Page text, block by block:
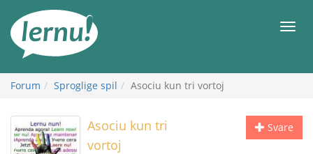
indholdet
Forum Sproglige spil Asociu kun tri vortoj
Svare
Asociu kun tri
vortoj